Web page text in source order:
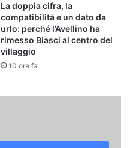
La doppia cifra, la
compatibilità e un dato da
urlo: perché l’Avellino ha
rimesso Biasci al centro del
villaggio
10 ore fa